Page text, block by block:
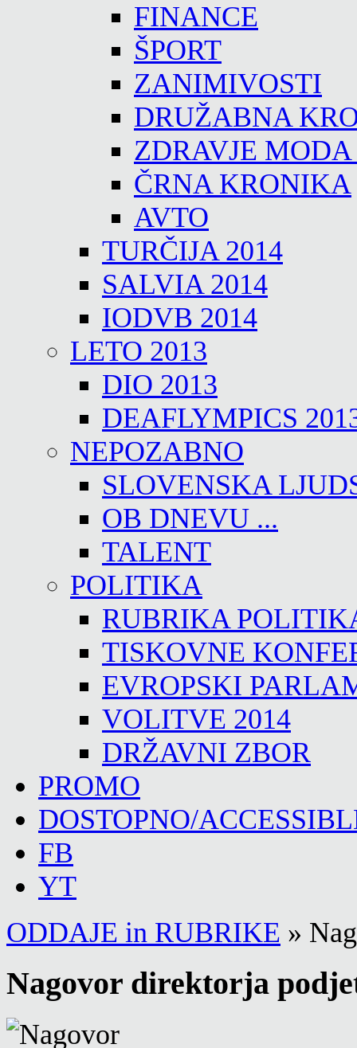
FINANCE
ŠPORT
ZANIMIVOSTI
DRUŽABNA
ZDRAVJE
ČRNA KRONIKA
AVTO
TURČIJA 2014
SALVIA 2014
IODVB 2014
LETO 2013
DIO 2013
DEAFLYMPICS
NEPOZABNO
SLOVENSKA
OB DNEVU ...
TALENT
POLITIKA
RUBRIKA
TISKOVNE
EVROPSKI
VOLITVE 2014
DRŽAVNI ZBOR
PROMO
DOSTOPNO/
FB
YT
ODDAJE in RUBRIKE »
Nagovor direktorja